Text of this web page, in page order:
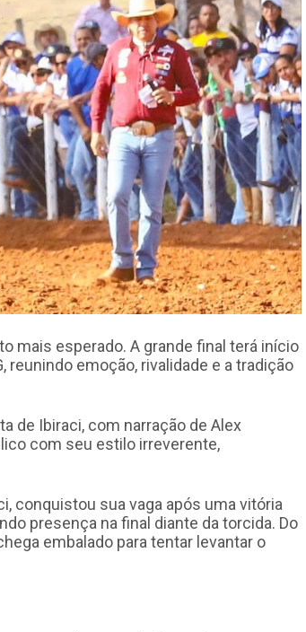
mais esperado. A grande final terá início
emoção, rivalidade e a tradição
de Ibiraci, com narração de Alex
com seu estilo irreverente,
conquistou sua vaga após uma vitória
presença na final diante da torcida. Do
embalado para tentar levantar o